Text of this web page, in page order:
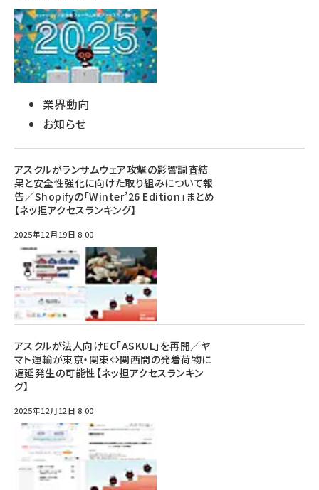
業界動向
お知らせ
アスクルがランサムウェア攻撃の影響調査結
果と安全性強化に向けた取り組みについて報
告／Shopifyの「Winter’26 Edition」まとめ
【ネッ担アクセスランキング】
2025年12月19日 8:00
アスクルが法人向けEC「ASKUL」を再開／ヤ
マト運輸が東京・関東⇔関西間の発着荷物に
遅延発生の可能性【ネッ担アクセスランキン
グ】
2025年12月12日 8:00